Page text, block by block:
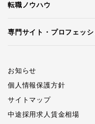
転職ノウハウ
専門サイト・プロフェッ
お知らせ
個人情報保護方針
サイトマップ
中途採用求人賃金相場